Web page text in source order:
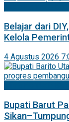
Belajar dari
Kelola
4 Agustus 2026
Bupati Barut